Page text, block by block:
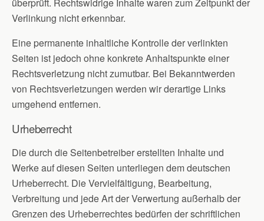
Verlinkung nicht erkennbar.
Eine permanente inhaltliche Kontrolle der verlinkten
Seiten ist jedoch ohne konkrete Anhaltspunkte einer
Rechtsverletzung nicht zumutbar. Bei Bekanntwerden
von Rechtsverletzungen werden wir derartige Links
umgehend entfernen.
Urheberrecht
Die durch die Seitenbetreiber erstellten Inhalte und
Werke auf diesen Seiten unterliegen dem deutschen
Urheberrecht. Die Vervielfältigung, Bearbeitung,
Verbreitung und jede Art der Verwertung außerhalb der
Grenzen des Urheberrechtes bedürfen der schriftlichen